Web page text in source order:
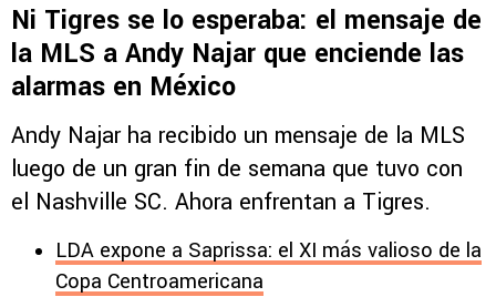
Ni Tigres se lo esperaba: el mensaje de
la MLS a Andy Najar que enciende las
alarmas en México
Andy Najar ha recibido un mensaje de la MLS
luego de un gran fin de semana que tuvo con
el Nashville SC. Ahora enfrentan a Tigres.
LDA expone a Saprissa: el XI más valioso de la
Copa Centroamericana